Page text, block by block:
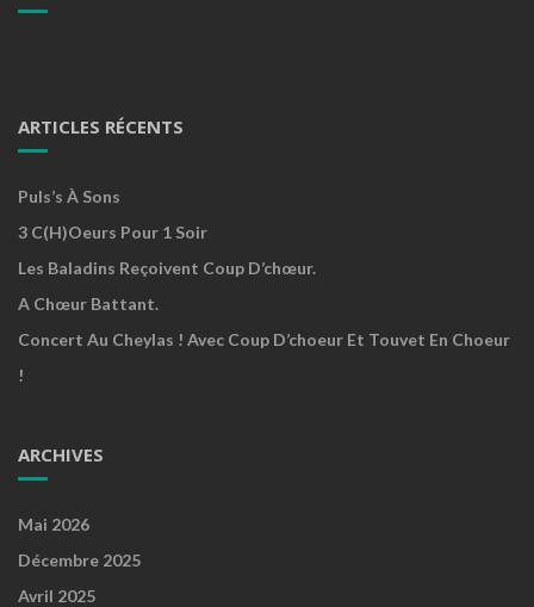
ARTICLES RÉCENTS
Puls’s À Sons
3 C(h)oeurs Pour 1 Soir
Les Baladins Reçoivent Coup D’chœur.
A Chœur Battant.
Concert Au Cheylas ! Avec Coup D’choeur Et Touvet En Choeur
!
ARCHIVES
Mai 2026
Décembre 2025
Avril 2025